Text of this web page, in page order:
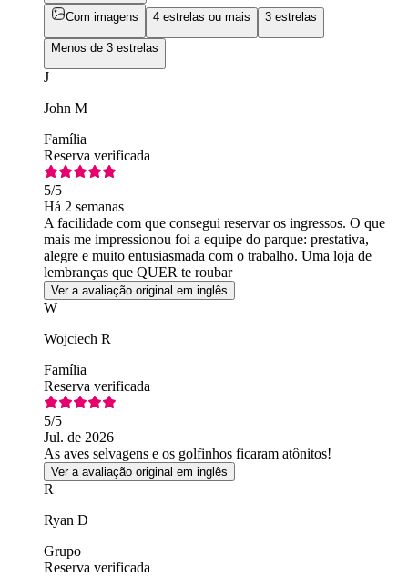
Com imagens 4 estrelas ou mais 3 estrelas
Menos de 3 estrelas
J
John M
Família
Reserva verificada
5/5
Há 2 semanas
A facilidade com que consegui reservar os ingressos. O que
mais me impressionou foi a equipe do parque: prestativa,
alegre e muito entusiasmada com o trabalho. Uma loja de
lembranças que QUER te roubar
Ver a avaliação original em inglês
W
Wojciech R
Família
Reserva verificada
5/5
Jul. de 2026
As aves selvagens e os golfinhos ficaram atônitos!
Ver a avaliação original em inglês
R
Ryan D
Grupo
Reserva verificada